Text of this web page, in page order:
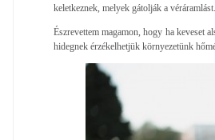
keletkeznek, melyek gátolják a
Észrevettem magamon, hogy ha keveset
hidegnek érzékelhetjük környezetünk